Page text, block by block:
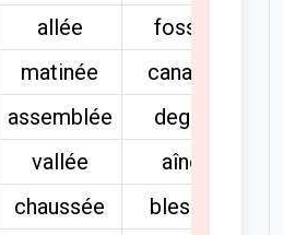
allée
fossé
matinée
canapé
assemblée
degré
vallée
aîné
chaussée
blessé